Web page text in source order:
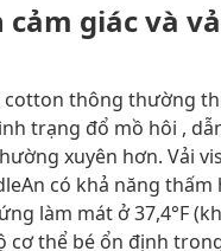
giác và
cotton thông thường
trạng đổ mồ hôi ,
xuyên hơn. Vải
có khả năng thấm
làm mát ở 37,4°F
cơ thể bé ổn định